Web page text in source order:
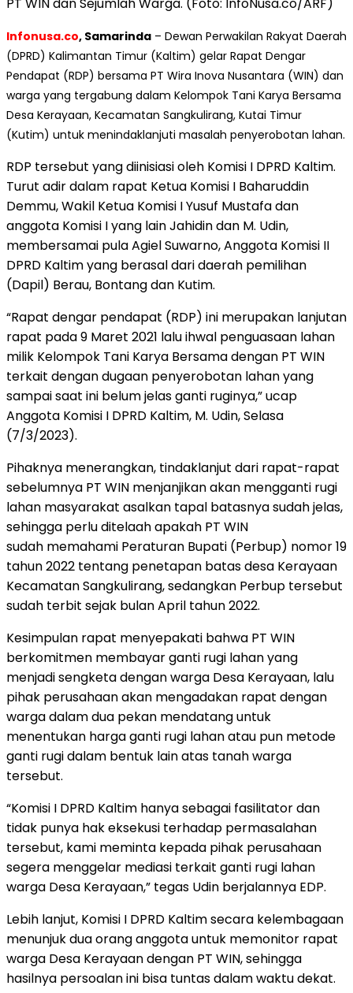
Infonusa.co, Samarinda – Dewan Perwakilan Rakyat Daerah
(DPRD) Kalimantan Timur (Kaltim) gelar Rapat Dengar
Pendapat (RDP) bersama PT Wira Inova Nusantara (WIN) dan
warga yang tergabung dalam Kelompok Tani Karya Bersama
Desa Kerayaan, Kecamatan Sangkulirang, Kutai Timur
(Kutim) untuk menindaklanjuti masalah penyerobotan lahan.
RDP tersebut yang diinisiasi oleh Komisi I DPRD Kaltim.
Turut adir dalam rapat Ketua Komisi I Baharuddin
Demmu, Wakil Ketua Komisi I Yusuf Mustafa dan
anggota Komisi I yang lain Jahidin dan M. Udin,
membersamai pula Agiel Suwarno, Anggota Komisi II
DPRD Kaltim yang berasal dari daerah pemilihan
(Dapil) Berau, Bontang dan Kutim.
“Rapat dengar pendapat (RDP) ini merupakan lanjutan
rapat pada 9 Maret 2021 lalu ihwal penguasaan lahan
milik Kelompok Tani Karya Bersama dengan PT WIN
terkait dengan dugaan penyerobotan lahan yang
sampai saat ini belum jelas ganti ruginya,” ucap
Anggota Komisi I DPRD Kaltim, M. Udin, Selasa
(7/3/2023).
Pihaknya menerangkan, tindaklanjut dari rapat-rapat
sebelumnya PT WIN menjanjikan akan mengganti rugi
lahan masyarakat asalkan tapal batasnya sudah jelas,
sehingga perlu ditelaah apakah PT WIN
sudah memahami Peraturan Bupati (Perbup) nomor 19
tahun 2022 tentang penetapan batas desa Kerayaan
Kecamatan Sangkulirang, sedangkan Perbup tersebut
sudah terbit sejak bulan April tahun 2022.
Kesimpulan rapat menyepakati bahwa PT WIN
berkomitmen membayar ganti rugi lahan yang
menjadi sengketa dengan warga Desa Kerayaan, lalu
pihak perusahaan akan mengadakan rapat dengan
warga dalam dua pekan mendatang untuk
menentukan harga ganti rugi lahan atau pun metode
ganti rugi dalam bentuk lain atas tanah warga
tersebut.
“Komisi I DPRD Kaltim hanya sebagai fasilitator dan
tidak punya hak eksekusi terhadap permasalahan
tersebut, kami meminta kepada pihak perusahaan
segera menggelar mediasi terkait ganti rugi lahan
warga Desa Kerayaan,” tegas Udin berjalannya EDP.
Lebih lanjut, Komisi I DPRD Kaltim secara kelembagaan
menunjuk dua orang anggota untuk memonitor rapat
warga Desa Kerayaan dengan PT WIN, sehingga
hasilnya persoalan ini bisa tuntas dalam waktu dekat.